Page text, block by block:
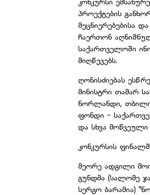
პროექტების
მეცნიერებებისა
ჩაერთონ
საქართველოში
მიღწევებს.
ღონისძიებას
მინისტრი თამარ
ნორლანდი,
ფონდი -
და სხვა მოწვეული
კონკურსის
მეორე ადგილი
გუნდმა (სალომე
სერგო ბარამია)